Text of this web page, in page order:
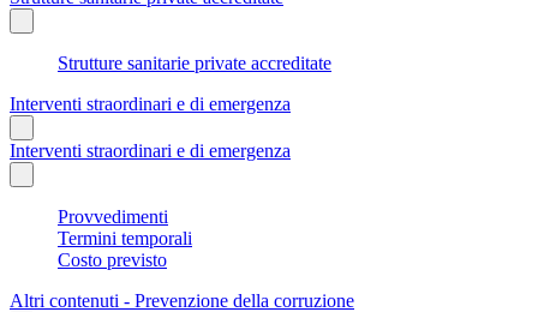
Strutture sanitarie private accreditate
Interventi straordinari e di emergenza
Interventi straordinari e di emergenza
Provvedimenti
Termini temporali
Costo previsto
Altri contenuti - Prevenzione della corruzione